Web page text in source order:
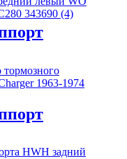
Benz
Charger